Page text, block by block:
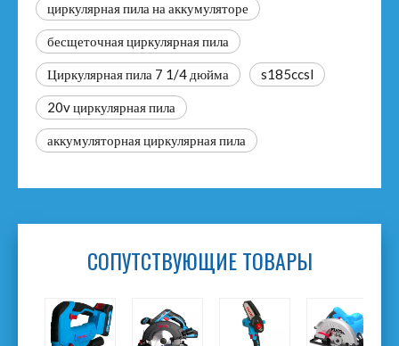
циркулярная пила на аккумуляторе
бесщеточная циркулярная пила
Циркулярная пила 7 1/4 дюйма s185ccsl
20v циркулярная пила
аккумуляторная циркулярная пила
СОПУТСТВУЮЩИЕ ТОВАРЫ